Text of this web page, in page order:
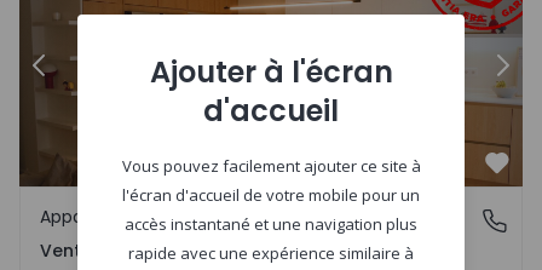
Précédent
Venteira, Lisboa
Appartement
Venteira, Lisboa
Ajouter à l'écran
d'accueil
Vous pouvez facilement ajouter ce site à
l'écran d'accueil de votre mobile pour un
accès instantané et une navigation plus
rapide avec une expérience similaire à